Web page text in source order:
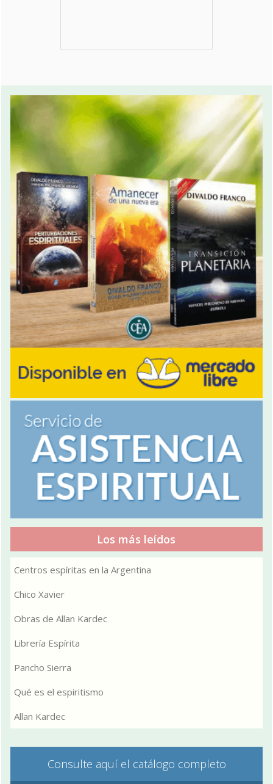
Los más leídos
Centros espíritas en la Argentina
Chico Xavier
Obras de Allan Kardec
Librería Espírita
Pancho Sierra
Qué es el espiritismo
Allan Kardec
Consulte aquí el catálogo completo